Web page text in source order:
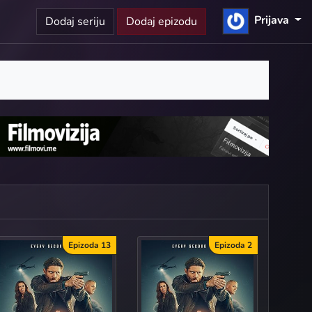
Dodaj seriju Dodaj epizodu Prijava
Epizoda 13 Epizoda 2